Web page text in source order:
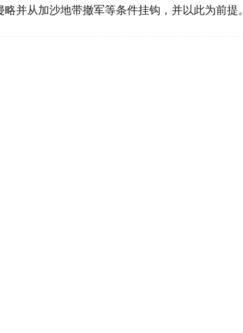
并从加沙地带撤军等条件挂钩，并以此为前提。